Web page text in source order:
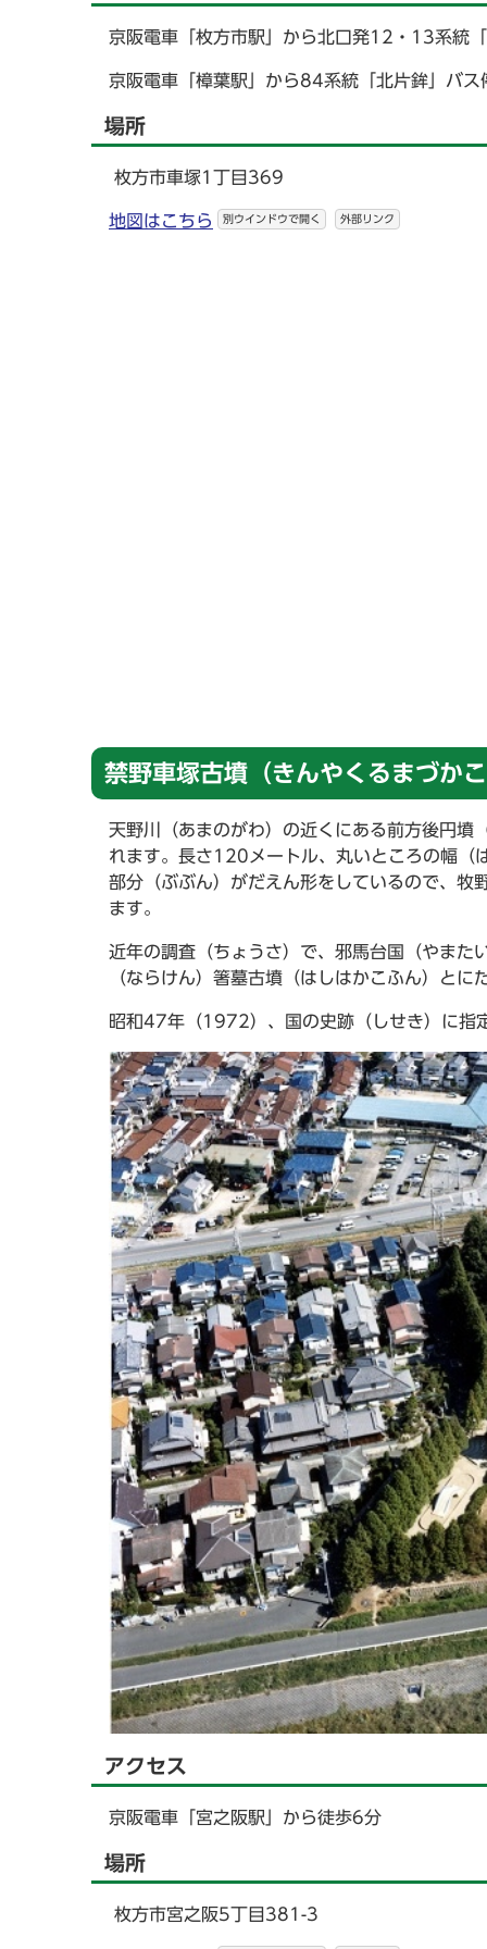
京阪電車「枚方市駅」から北口発12・13系統
京阪電車「樟葉駅」から84系統「北片鉾」バス
場所
枚方市車塚1丁目369
地図はこちら 別ウインドウで開く 外部リンク
禁野車塚古墳（きんやくるまづか
天野川（あまのがわ）の近くにある前方後円
れます。長さ120メートル、丸いところの幅（
部分（ぶぶん）がだえん形をしているので、牧
ます。
近年の調査（ちょうさ）で、邪馬台国（やまた
（ならけん）箸墓古墳（はしはかこふん）と
昭和47年（1972）、国の史跡（しせき）に指
アクセス
京阪電車「宮之阪駅」から徒歩6分
場所
枚方市宮之阪5丁目381-3